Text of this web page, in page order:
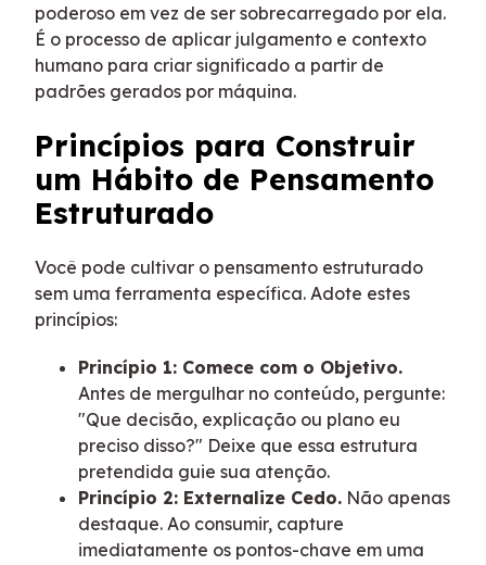
poderoso em vez de ser sobrecarregado por ela.
É o processo de aplicar julgamento e contexto
humano para criar significado a partir de
padrões gerados por máquina.
Princípios para Construir
um Hábito de Pensamento
Estruturado
Você pode cultivar o pensamento estruturado
sem uma ferramenta específica. Adote estes
princípios:
Princípio 1: Comece com o Objetivo.
Antes de mergulhar no conteúdo, pergunte:
"Que decisão, explicação ou plano eu
preciso disso?" Deixe que essa estrutura
pretendida guie sua atenção.
Princípio 2: Externalize Cedo. Não apenas
destaque. Ao consumir, capture
imediatamente os pontos-chave em uma